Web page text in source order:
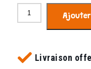
camel
Livraison